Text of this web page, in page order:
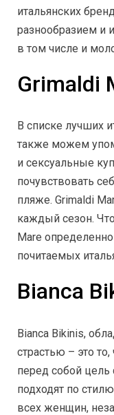
итальянских
разнообразием и
в том числе и
Grimaldi
В списке лучших
также можем
и сексуальные
почувствовать
пляже. Grimaldi
каждый сезон.
Mare
почитаемых
Bianca
Bianca Bikinis,
страстью – это
перед собой цель
подходят по
всех женщин,